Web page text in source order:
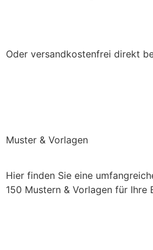
Oder versandkostenfrei direkt
Muster & Vorlagen
Hier finden Sie eine
150 Mustern & Vorlagen für Ihre